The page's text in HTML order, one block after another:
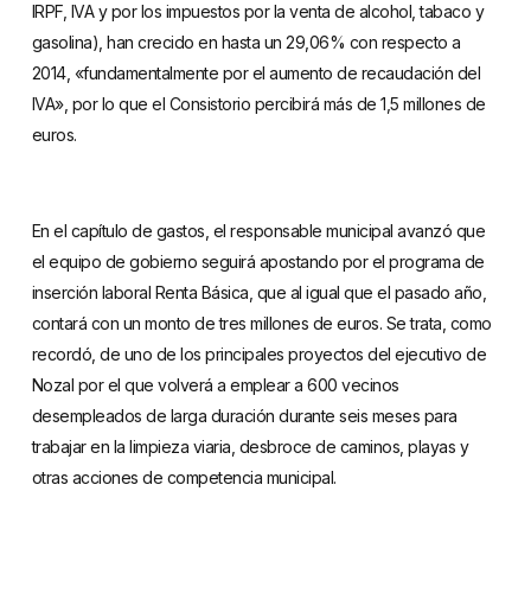
IRPF, IVA y por los impuestos por la venta de alcohol, tabaco y
gasolina), han crecido en hasta un 29,06% con respecto a
2014, «fundamentalmente por el aumento de recaudación del
IVA», por lo que el Consistorio percibirá más de 1,5 millones de
euros.
En el capítulo de gastos, el responsable municipal avanzó que
el equipo de gobierno seguirá apostando por el programa de
inserción laboral Renta Básica, que al igual que el pasado año,
contará con un monto de tres millones de euros. Se trata, como
recordó, de uno de los principales proyectos del ejecutivo de
Nozal por el que volverá a emplear a 600 vecinos
desempleados de larga duración durante seis meses para
trabajar en la limpieza viaria, desbroce de caminos, playas y
otras acciones de competencia municipal.